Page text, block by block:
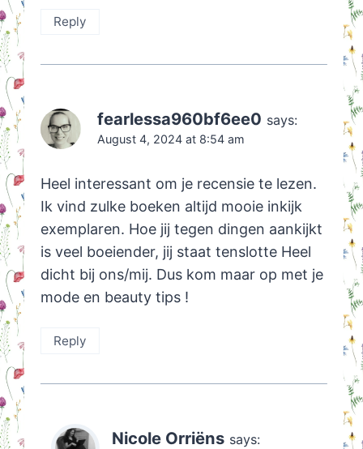
Reply
fearlessa960bf6ee0 says:
August 4, 2024 at 8:54 am
Heel interessant om je recensie te lezen.
Ik vind zulke boeken altijd mooie inkijk
exemplaren. Hoe jij tegen dingen aankijkt
is veel boeiender, jij staat tenslotte Heel
dicht bij ons/mij. Dus kom maar op met je
mode en beauty tips !
Reply
Nicole Orriëns says: